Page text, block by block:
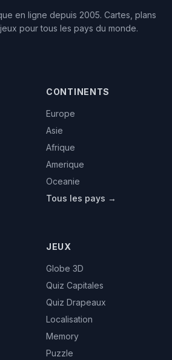
en ligne depuis 2005. Cartes, plans
pour tous les pays du monde.
CONTINENTS
Europe
Asie
Afrique
Amerique
Oceanie
Tous les pays →
JEUX
Globe 3D
Quiz Capitales
Quiz Drapeaux
Localisation
Memory
Puzzle